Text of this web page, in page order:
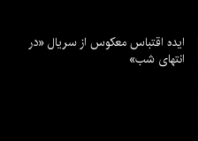
ایده اقتباس معکوس از سریال «در
انتهای شب»